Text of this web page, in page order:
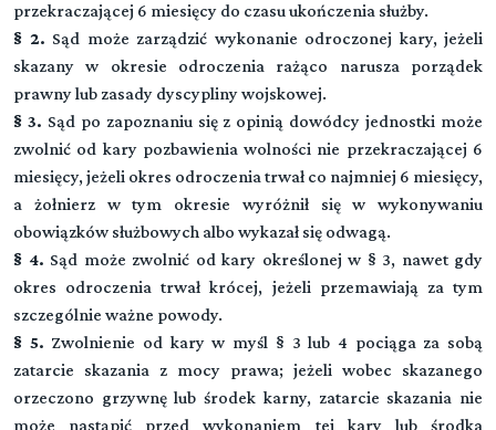
przekraczającej 6 miesięcy do czasu ukończenia służby.
§ 2. Sąd może zarządzić wykonanie odroczonej kary, jeżeli
skazany w okresie odroczenia rażąco narusza porządek
prawny lub zasady dyscypliny wojskowej.
§ 3. Sąd po zapoznaniu się z opinią dowódcy jednostki może
zwolnić od kary pozbawienia wolności nie przekraczającej 6
miesięcy, jeżeli okres odroczenia trwał co najmniej 6 miesięcy,
a żołnierz w tym okresie wyróżnił się w wykonywaniu
obowiązków służbowych albo wykazał się odwagą.
§ 4. Sąd może zwolnić od kary określonej w § 3, nawet gdy
okres odroczenia trwał krócej, jeżeli przemawiają za tym
szczególnie ważne powody.
§ 5. Zwolnienie od kary w myśl § 3 lub 4 pociąga za sobą
zatarcie skazania z mocy prawa; jeżeli wobec skazanego
orzeczono grzywnę lub środek karny, zatarcie skazania nie
może nastąpić przed wykonaniem tej kary lub środka